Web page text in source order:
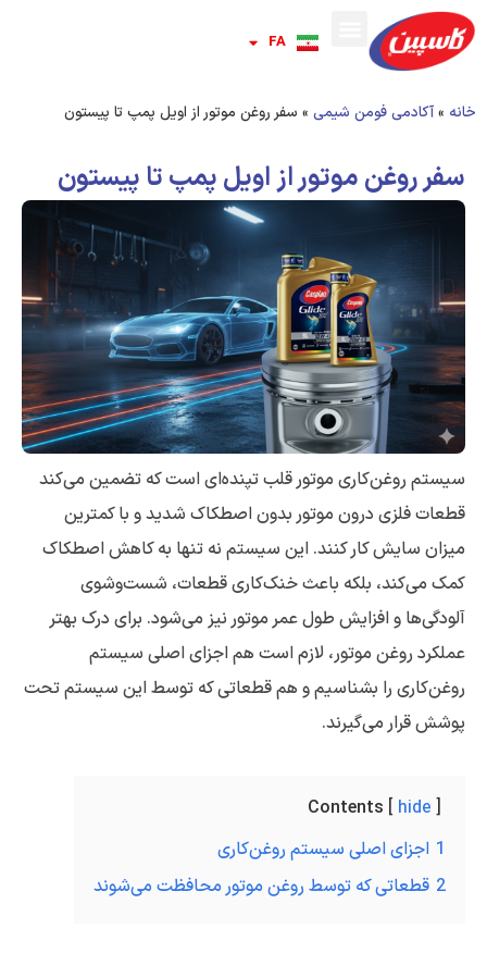
FA
RU
خانه »آکادمی فومن شیمی » سفر روغن موتور از اویل پمپ تا پیستون
سفر روغن موتور از اویل پمپ تا پیستون
سیستم روغن‌کاری موتور قلب تپنده‌ای است که تضمین می‌کند
قطعات فلزی درون موتور بدون اصطکاک شدید و با کمترین
میزان سایش کار کنند. این سیستم نه تنها به کاهش اصطکاک
کمک می‌کند، بلکه باعث خنک‌کاری قطعات، شست‌وشوی
آلودگی‌ها و افزایش طول عمر موتور نیز می‌شود. برای درک بهتر
عملکرد روغن موتور، لازم است هم اجزای اصلی سیستم
روغن‌کاری را بشناسیم و هم قطعاتی که توسط این سیستم تحت
پوشش قرار می‌گیرند.
Contents
hide
1 اجزای اصلی سیستم روغن‌کاری
2 قطعاتی که توسط روغن موتور محافظت می‌شوند